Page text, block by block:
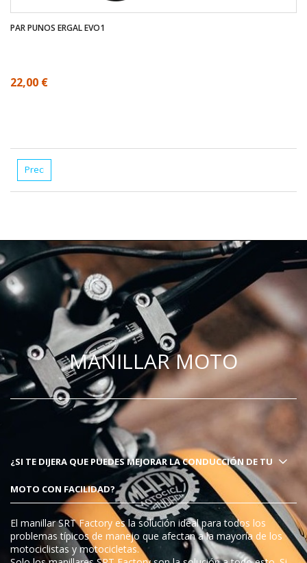
PAR PUNOS ERGAL EVO1
22,00 €
MANILLAR MOTO
¿SI TE DIJERA QUE PUEDES MEJORAR LA CONDUCCIÓN DE TU
MOTO CON FACILIDAD?
El manillar SRT Factory es la solución ideal para todos los
problemas típicos de manejo que afectan a la mayoría de los
motociclistas y motocicletas.